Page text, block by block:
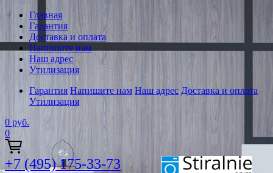
Главная
Гарантия
Доставка и оплата
Напишите нам
Наш адрес
Утилизация
Гарантия Напишите нам Наш адрес Доставка и оплата
Утилизация
0 руб.
0
+7 (495) 175-33-73